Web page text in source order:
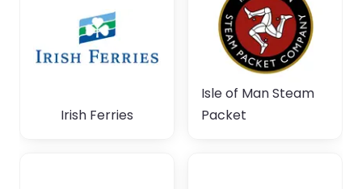
Irish Ferries
Isle of Man Steam
Packet